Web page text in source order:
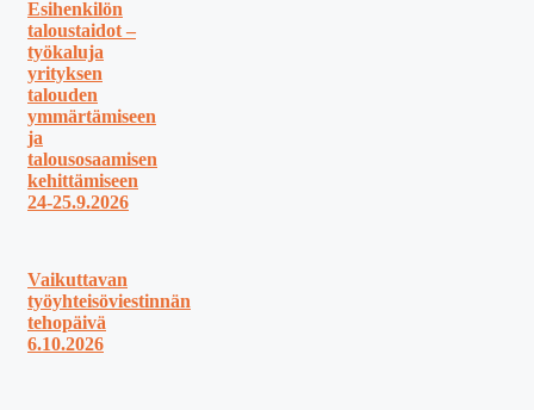
Esihenkilön
taloustaidot –
työkaluja
yrityksen
talouden
ymmärtämiseen
ja
talousosaamisen
kehittämiseen
24-25.9.2026
Vaikuttavan
työyhteisöviestinnän
tehopäivä
6.10.2026